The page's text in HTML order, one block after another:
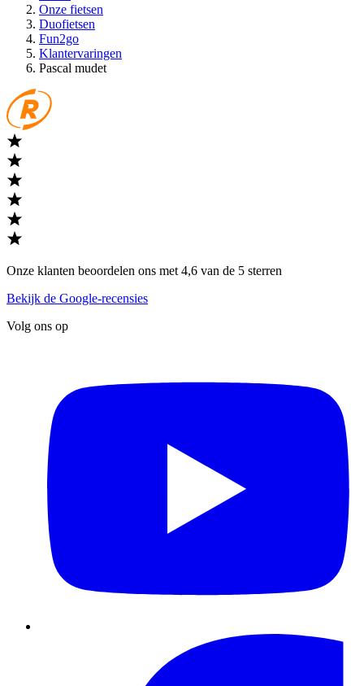
Onze fietsen
Duofietsen
Fun2go
Klantervaringen
Pascal mudet
Onze klanten beoordelen ons met 4,6 van de 5 sterren
Bekijk de Google-recensies
Volg ons op